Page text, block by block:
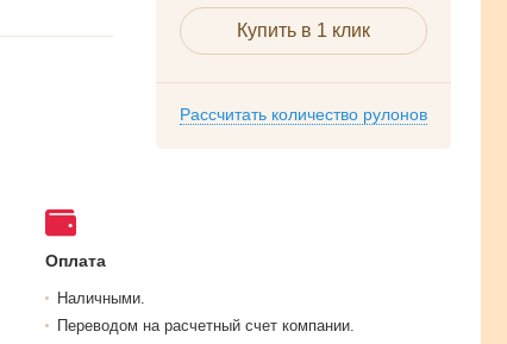
Купить в 1 клик
Рассчитать количество рулонов
Оплата
Наличными.
Переводом на расчетный счет компании.